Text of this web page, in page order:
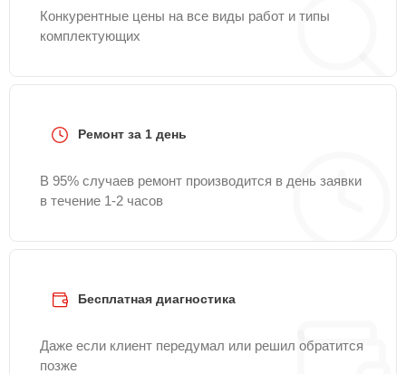
Конкурентные цены на все виды работ и типы
комплектующих
Ремонт за 1 день
В 95% случаев ремонт производится в день заявки
в течение 1-2 часов
Бесплатная диагностика
Даже если клиент передумал или решил обратится
позже